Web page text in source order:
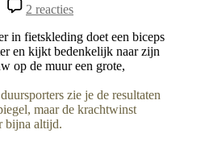
2 reacties
254.
Mysterie:
waarom
pakt
krachttraining
zo
divers
zie je de resultaten
maar de krachtwinst
bijna altijd.